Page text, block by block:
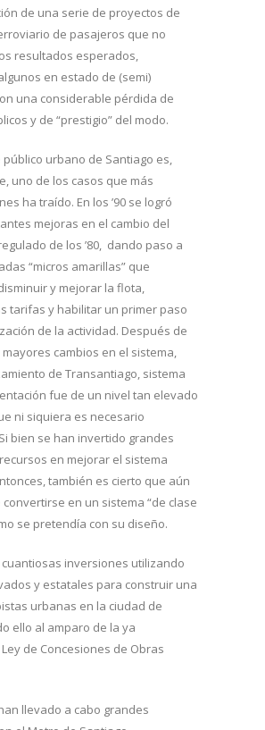
de una serie de proyectos de
de pasajeros que no
resultados esperados,
en estado de (semi)
una considerable pérdida de
y de “prestigio” del modo.
público urbano de Santiago es,
uno de los casos que más
ha traído. En los ’90 se logró
mejoras en el cambio del
de los ’80, dando paso a
“micros amarillas” que
y mejorar la flota,
tarifas y habilitar un primer paso
de la actividad. Después de
cambios en el sistema,
de Transantiago, sistema
fue de un nivel tan elevado
ni siquiera es necesario
bien se han invertido grandes
en mejorar el sistema
también es cierto que aún
en un sistema “de clase
se pretendía con su diseño.
cuantiosas inversiones utilizando
y estatales para construir una
urbanas en la ciudad de
ello al amparo de la ya
de Concesiones de Obras
llevado a cabo grandes